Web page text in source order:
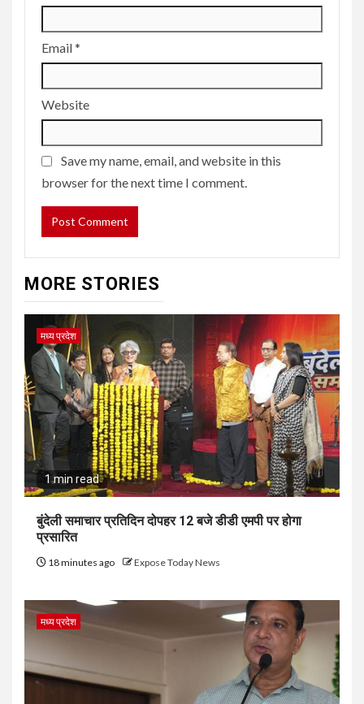
Email*
Website
Save my name, email, and website in this
browser for the next time I comment.
MORE STORIES
मध्य प्रदेश
1 min read
बुंदेली समाचार प्रतिदिन दोपहर 12 बजे डीडी एमपी पर होगा
प्रसारित
18 minutes ago Expose Today News
मध्य प्रदेश